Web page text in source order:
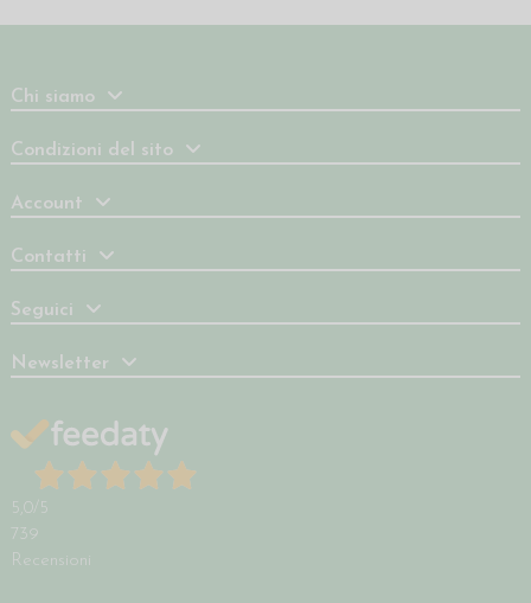
Chi siamo
Condizioni del sito
Account
Contatti
Seguici
Newsletter
5,0 /5
739
Recensioni